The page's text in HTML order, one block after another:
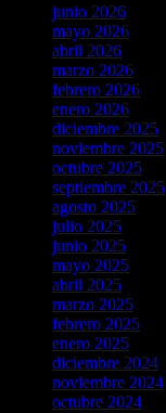
junio 2026
mayo 2026
abril 2026
marzo 2026
febrero 2026
enero 2026
diciembre 2025
noviembre 2025
octubre 2025
septiembre 2025
agosto 2025
julio 2025
junio 2025
mayo 2025
abril 2025
marzo 2025
febrero 2025
enero 2025
diciembre 2024
noviembre 2024
octubre 2024